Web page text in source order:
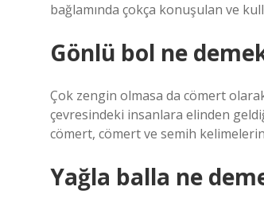
bağlamında çokça konuşulan ve
Gönlü bol ne
Çok zengin olmasa da cömert
çevresindeki insanlara elinden
cömert, cömert ve semih
Yağla balla ne